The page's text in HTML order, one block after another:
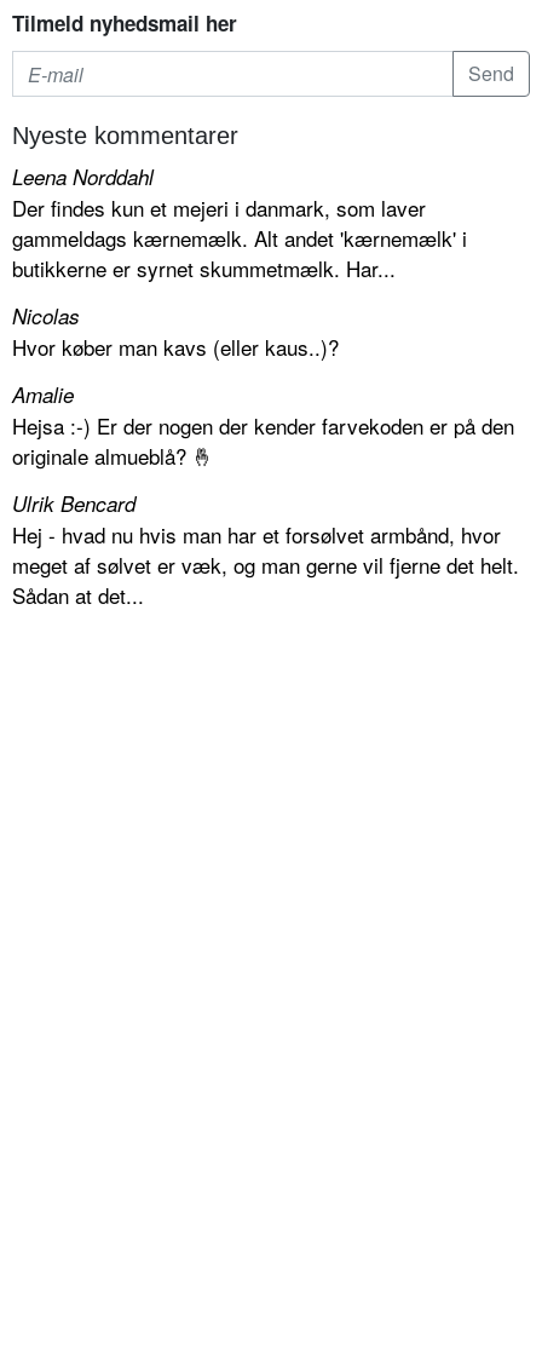
Tilmeld nyhedsmail her
Nyeste kommentarer
Leena Norddahl
Der findes kun et mejeri i danmark, som laver
gammeldags kærnemælk. Alt andet 'kærnemælk' i
butikkerne er syrnet skummetmælk. Har...
Nicolas
Hvor køber man kavs (eller kaus..)?
Amalie
Hejsa :-) Er der nogen der kender farvekoden er på den
originale almueblå? 🤞
Ulrik Bencard
Hej - hvad nu hvis man har et forsølvet armbånd, hvor
meget af sølvet er væk, og man gerne vil fjerne det helt.
Sådan at det...